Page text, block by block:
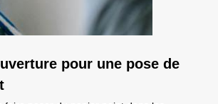
pour une pose de